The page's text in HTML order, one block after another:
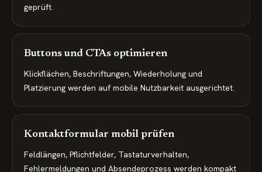
geprüft.
Buttons und CTAs optimieren
Klickflächen, Beschriftungen, Wiederholung und
Platzierung werden auf mobile Nutzbarkeit ausgerichtet.
Kontaktformular mobil prüfen
Feldlängen, Pflichtfelder, Tastaturverhalten,
Fehlermeldungen und Absendeprozess werden kompakt